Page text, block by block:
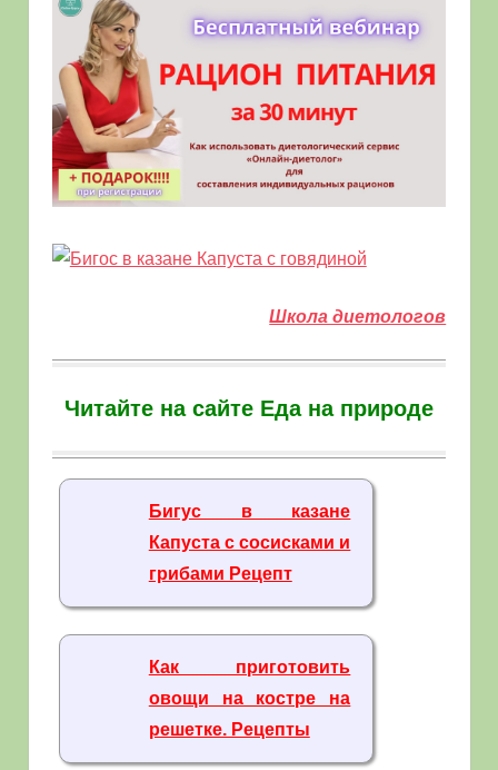
Школа диетологов
Читайте на сайте Еда на природе
Бигус в казане
Капуста с сосисками и
грибами Рецепт
Как приготовить
овощи на костре на
решетке. Рецепты